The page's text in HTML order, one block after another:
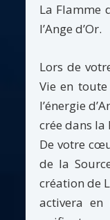
La Flamme
l’Ange d’Or.
Lors de
Vie en
l’énergie
crée dans la
De votre
de la
création de
activera